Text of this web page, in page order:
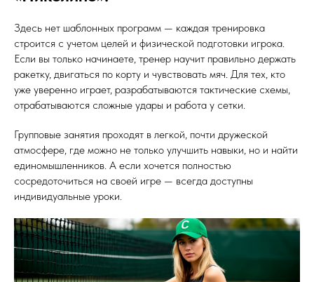
Здесь нет шаблонных программ — каждая тренировка
строится с учетом целей и физической подготовки игрока.
Если вы только начинаете, тренер научит правильно держать
ракетку, двигаться по корту и чувствовать мяч. Для тех, кто
уже уверенно играет, разрабатываются тактические схемы,
отрабатываются сложные удары и работа у сетки.
Групповые занятия проходят в легкой, почти дружеской
атмосфере, где можно не только улучшить навыки, но и найти
единомышленников. А если хочется полностью
сосредоточиться на своей игре — всегда доступны
индивидуальные уроки.